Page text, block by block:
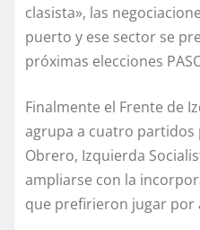
clasista», las
puerto y ese sector se
próximas elecciones
Finalmente el Frente de
agrupa a cuatro partidos
Obrero, Izquierda
ampliarse con la
que prefirieron jugar por